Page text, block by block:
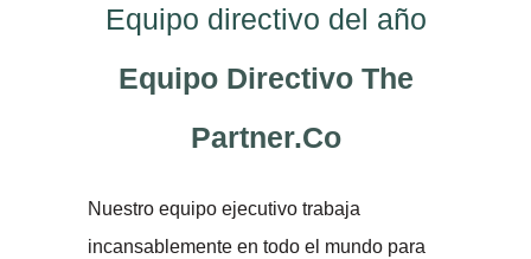
Equipo directivo del año
Equipo Directivo The
Partner.Co
Nuestro equipo ejecutivo trabaja
incansablemente en todo el mundo para